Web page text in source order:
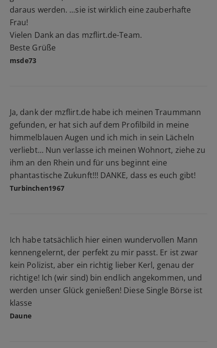
daraus werden. ...sie ist wirklich eine zauberhafte
Frau!
Vielen Dank an das mzflirt.de-Team.
Beste Grüße
msde73
Ja, dank der mzflirt.de habe ich meinen Traummann
gefunden, er hat sich auf dem Profilbild in meine
himmelblauen Augen und ich mich in sein Lächeln
verliebt... Nun verlasse ich meinen Wohnort, ziehe zu
ihm an den Rhein und für uns beginnt eine
phantastische Zukunft!!! DANKE, dass es euch gibt!
Turbinchen1967
Ich habe tatsächlich hier einen wundervollen Mann
kennengelernt, der perfekt zu mir passt. Er ist zwar
kein Polizist, aber ein richtig lieber Kerl, genau der
richtige! Ich (wir sind) bin endlich angekommen, und
werden unser Glück genießen! Diese Single Börse ist
klasse
Daune